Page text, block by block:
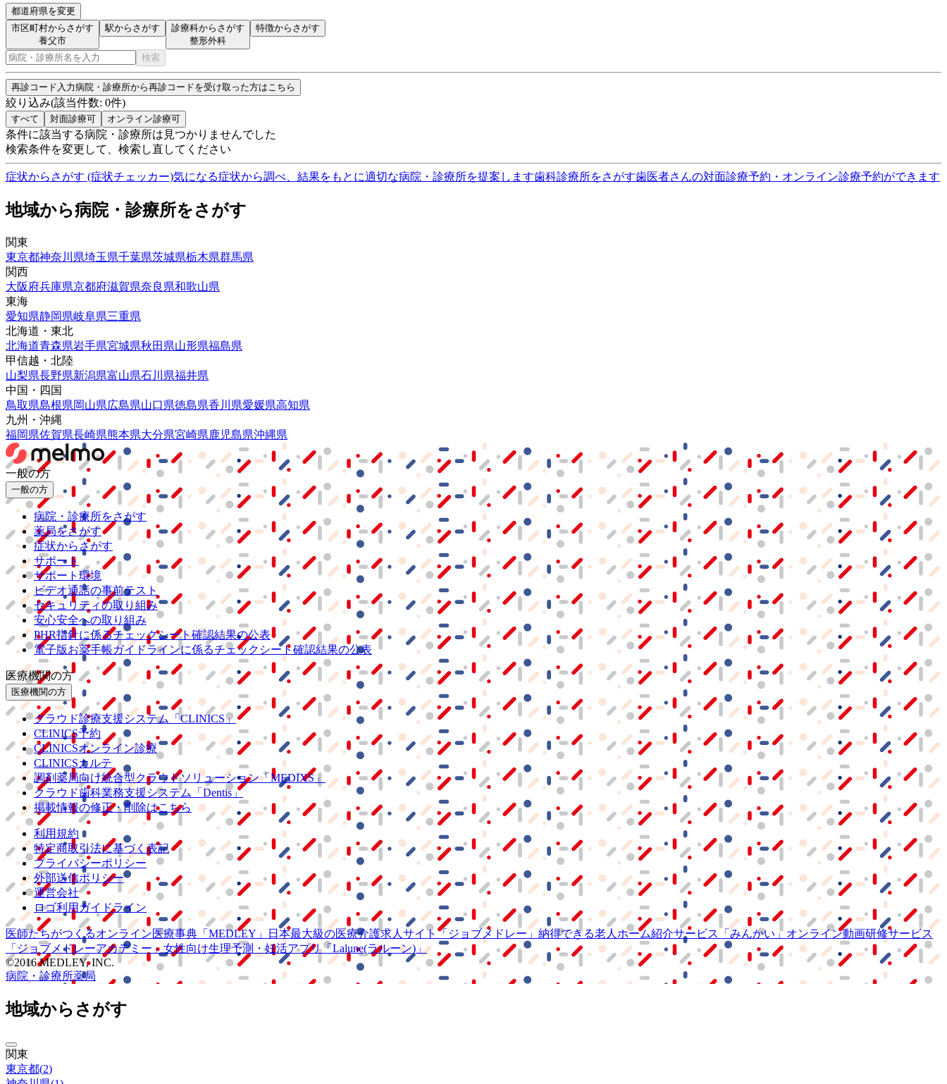
都道府県を変更
市区町村からさがす
養父市
駅からさがす
診療科からさがす
整形外科
特徴からさがす
検索
再診コード入力病院・診療所から再診コードを受け取った方はこちら
絞り込み(該当件数: 0件)
すべて 対面診療可 オンライン診療可
条件に該当する病院・診療所は見つかりませんでした
検索条件を変更して、検索し直してください
症状からさがす (症状チェッカー)気になる症状から調べ、結果をもとに適切な病院・診療所を提案します歯科診療所をさがす歯医者さんの対面診療予約・オンライン診療予約ができます
地域から病院・診療所をさがす
関東
東京都神奈川県埼玉県千葉県茨城県栃木県群馬県
関西
大阪府兵庫県京都府滋賀県奈良県和歌山県
東海
愛知県静岡県岐阜県三重県
北海道・東北
北海道青森県岩手県宮城県秋田県山形県福島県
甲信越・北陸
山梨県長野県新潟県富山県石川県福井県
中国・四国
鳥取県島根県岡山県広島県山口県徳島県香川県愛媛県高知県
九州・沖縄
福岡県佐賀県長崎県熊本県大分県宮崎県鹿児島県沖縄県
一般の方
一般の方
病院・診療所をさがす
薬局をさがす
症状からさがす
サポート
サポート環境
ビデオ通話の事前テスト
セキュリティの取り組み
安心安全への取り組み
PHR指針に係るチェックシート確認結果の公表
電子版お薬手帳ガイドラインに係るチェックシート確認結果の公表
医療機関の方
医療機関の方
クラウド診療支援システム
「CLINICS」
CLINICS予約
CLINICSオンライン診療
CLINICSカルテ
調剤薬局向け統合型クラウドソリューション「MEDIXS」
クラウド歯科業務支援システム
「Dentis」
掲載情報の修正・削除はこちら
利用規約
特定商取引法に基づく表記
プライバシーポリシー
外部送信ポリシー
運営会社
ロゴ利用ガイドライン
医師たちがつくるオンライン医療事典 「MEDLEY」 日本最大級の医療介護求人サイト 「ジョブメドレー」 納得できる老人ホーム紹介サービス 「みんかい」 オンライン動画研修サービス
「ジョブメドレーアカデミー」 女性向け生理予測・妊活アプリ「Lalune(ラルーン)」
©2016 MEDLEY, INC.
病院・診療所薬局
地域からさがす
関東
東京都(2)